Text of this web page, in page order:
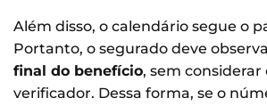
Além disso, o calendário segue o
Portanto, o segurado deve
final do benefício, sem considerar
verificador. Dessa forma, se o